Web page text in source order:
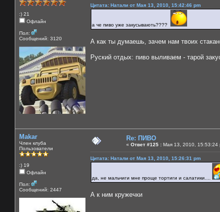
:) 21
Офлайн
Пол:
Сообщений: 3120
Цитата: Натали от Мая 13, 2010, 15:42:46 pm
а че пиво уже закусывають????
А как ты думаешь, зачем нам твоих
Руский отдых: пиво выливаем - тарой
Makar
Член клуба
Пользователи
:) 19
Офлайн
Пол:
Сообщений: 2447
Re: ПИВО
« Ответ #125 : Мая 13, 2010, 15:53:24
Цитата: Натали от Мая 13, 2010, 15:26:31 pm
да, не мальчиги мне проще тортиги и салатики....
А к ним кружечки